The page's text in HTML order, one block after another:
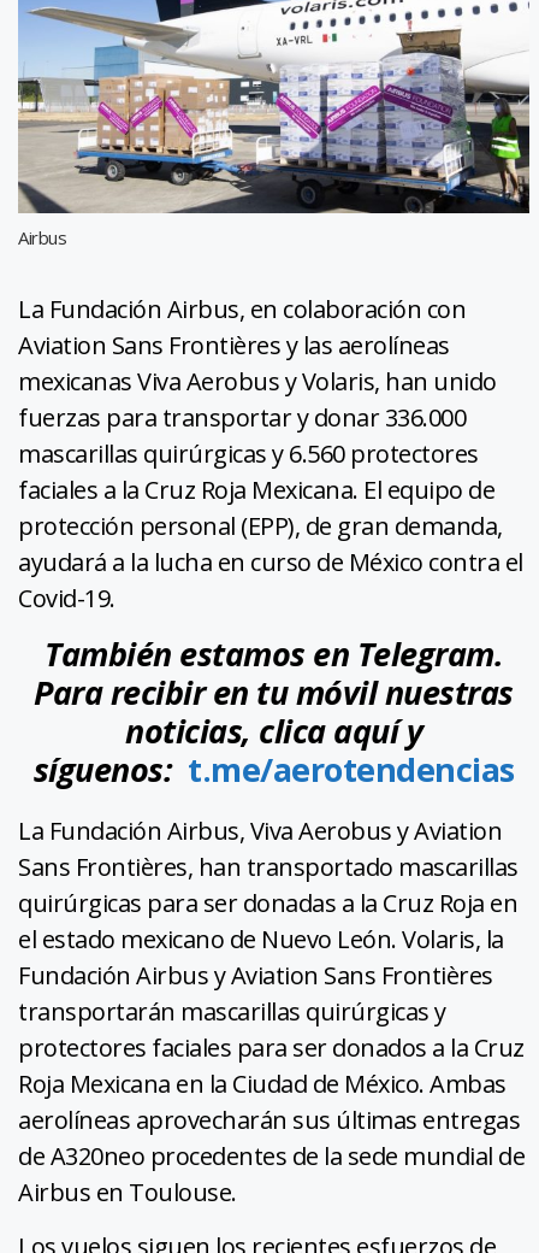
Airbus
La Fundación Airbus, en colaboración con
Aviation Sans Frontières y las aerolíneas
mexicanas Viva Aerobus y Volaris, han unido
fuerzas para transportar y donar 336.000
mascarillas quirúrgicas y 6.560 protectores
faciales a la Cruz Roja Mexicana. El equipo de
protección personal (EPP), de gran demanda,
ayudará a la lucha en curso de México contra el
Covid-19.
También estamos en Telegram.
Para recibir en tu móvil nuestras
noticias, clica aquí y
síguenos: t.me/aerotendencias
La Fundación Airbus, Viva Aerobus y Aviation
Sans Frontières, han transportado mascarillas
quirúrgicas para ser donadas a la Cruz Roja en
el estado mexicano de Nuevo León. Volaris, la
Fundación Airbus y Aviation Sans Frontières
transportarán mascarillas quirúrgicas y
protectores faciales para ser donados a la Cruz
Roja Mexicana en la Ciudad de México. Ambas
aerolíneas aprovecharán sus últimas entregas
de A320neo procedentes de la sede mundial de
Airbus en Toulouse.